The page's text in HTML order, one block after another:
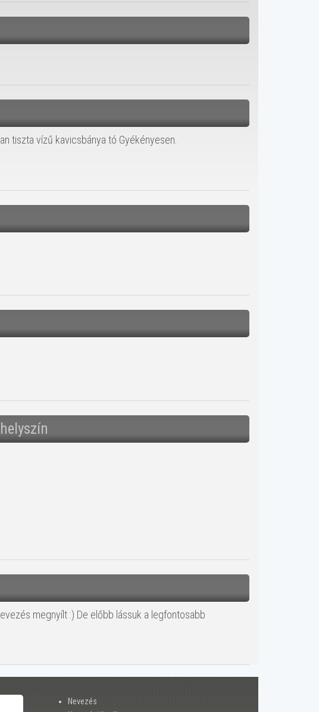
tiszta vízű kavicsbánya tó Gyékényesen.
megnyílt :) De előbb lássuk a legfontosabb
Nevezés